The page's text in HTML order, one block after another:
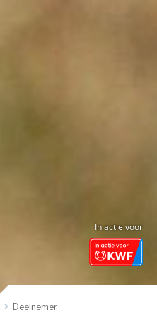
In actie voor
Deelnemer